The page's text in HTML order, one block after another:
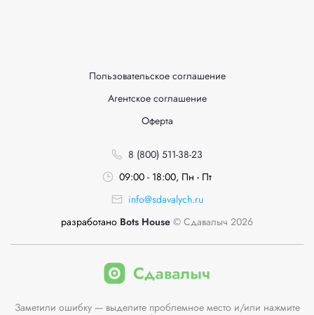
Пользовательское соглашение
Агентское соглашение
Оферта
8 (800) 511-38-23
09:00 - 18:00, Пн - Пт
info@sdavalych.ru
разработано Bots House © Сдавалыч 2026
Заметили ошибку — выделите проблемное место и/или нажмите